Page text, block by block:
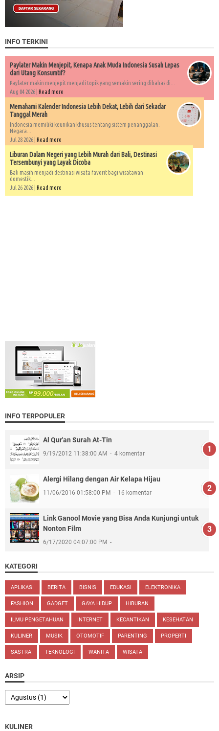
INFO TERKINI
Paylater Makin Menjepit, Kenapa Anak Muda Indonesia Susah Lepas
dari Utang Konsumtif?
Paylater makin menjepit menjadi topik yang semakin sering dibahas di...
Aug 04 2026 | Read more
Memahami Kalender Indonesia Lebih Dekat, Lebih dari Sekadar
Tanggal Merah
Indonesia memiliki keunikan khusus tentang sistem penanggalan.
Negara...
Jul 28 2026 | Read more
Liburan Dalam Negeri yang Lebih Murah dari Bali, Destinasi
Tersembunyi yang Layak Dicoba
Bali masih menjadi destinasi wisata favorit bagi wisatawan
domestik...
Jul 26 2026 | Read more
INFO TERPOPULER
Al Qur'an Surah At-Tin
9/19/2012 11:38:00 AM 4 komentar
Alergi Hilang dengan Air Kelapa Hijau
11/06/2016 01:58:00 PM 16 komentar
Link Ganool Movie yang Bisa Anda Kunjungi untuk
Nonton Film
6/17/2020 04:07:00 PM
KATEGORI
APLIKASI BERITA BISNIS EDUKASI ELEKTRONIKA
FASHION GADGET GAYA HIDUP HIBURAN
ILMU PENGETAHUAN INTERNET KECANTIKAN KESEHATAN
KULINER MUSIK OTOMOTIF PARENTING PROPERTI
SASTRA TEKNOLOGI WANITA WISATA
ARSIP
KULINER